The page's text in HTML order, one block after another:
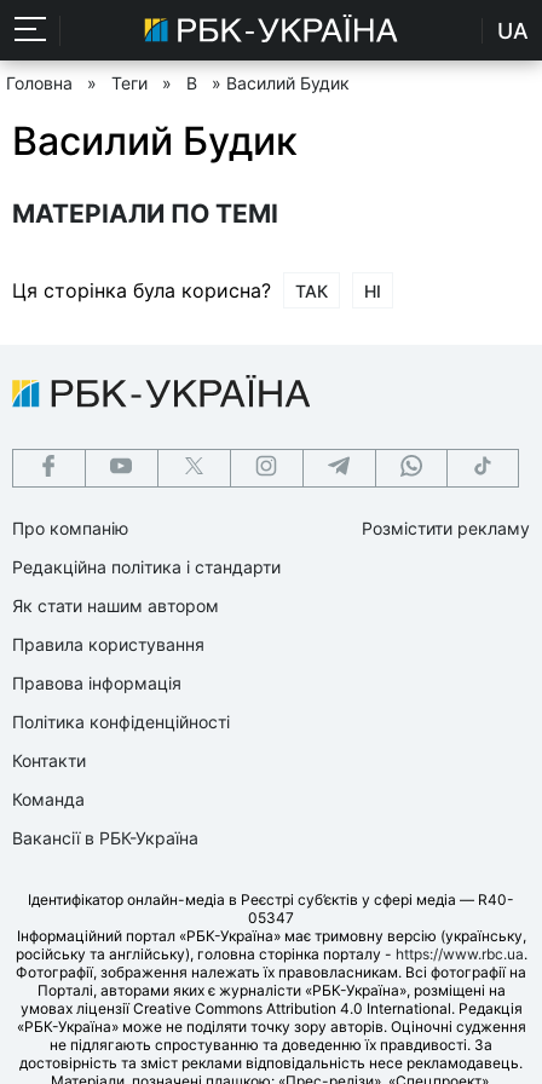
UA
Головна » Теги » В » Василий Будик
Василий Будик
МАТЕРІАЛИ ПО ТЕМІ
Ця сторінка була корисна? ТАК НІ
Про компанію
Редакційна політика і стандарти
Як стати нашим автором
Правила користування
Правова інформація
Політика конфіденційності
Контакти
Команда
Вакансії в РБК-Україна
Розмістити рекламу
Ідентифікатор онлайн-медіа в Реєстрі суб’єктів у сфері медіа — R40-
05347
Інформаційний портал «РБК-Україна» має тримовну версію (українську,
російську та англійську), головна сторінка порталу - https://www.rbc.ua.
Фотографії, зображення належать їх правовласникам. Всі фотографії на
Порталі, авторами яких є журналісти «РБК-Україна», розміщені на
умовах ліцензії Creative Commons Attribution 4.0 International. Редакція
«РБК-Україна» може не поділяти точку зору авторів. Оціночні судження
не підлягають спростуванню та доведенню їх правдивості. За
достовірність та зміст реклами відповідальність несе рекламодавець.